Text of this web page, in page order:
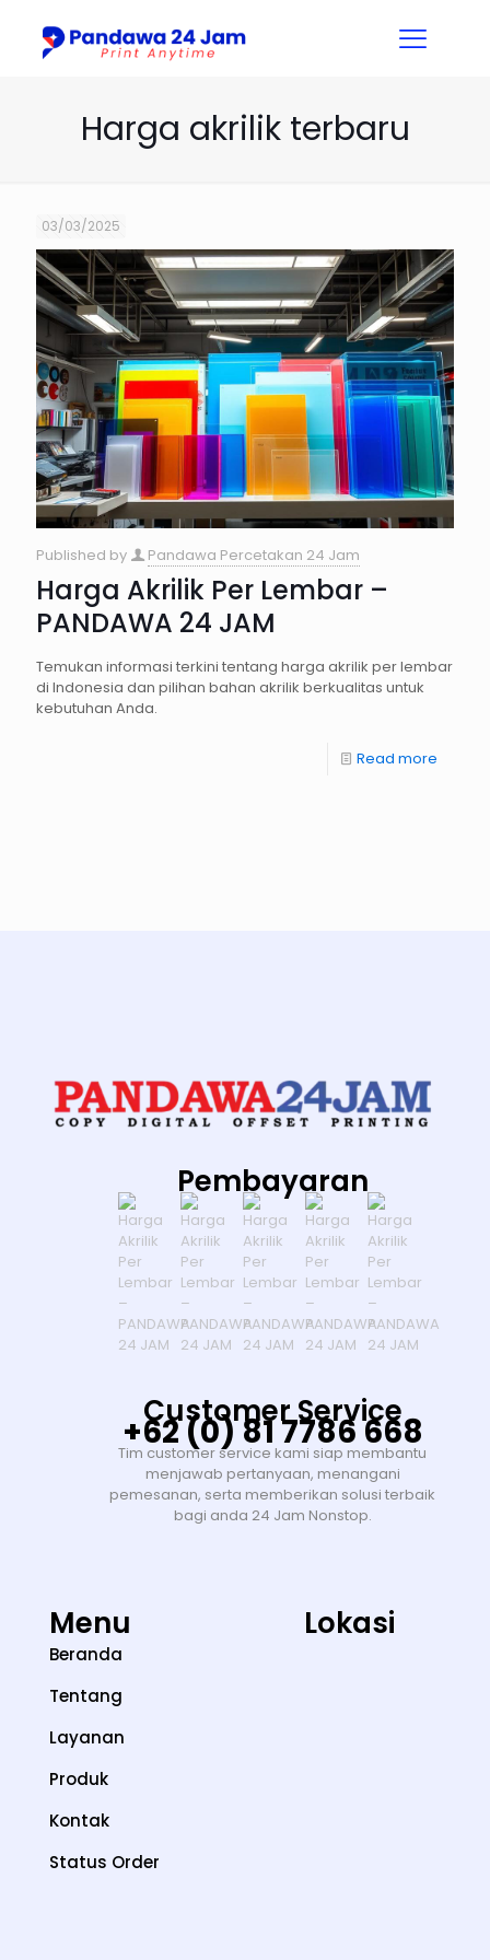
Harga akrilik terbaru
03/03/2025
Published by Pandawa Percetakan 24 Jam
Harga Akrilik Per Lembar –
PANDAWA 24 JAM
Temukan informasi terkini tentang harga akrilik per lembar
di Indonesia dan pilihan bahan akrilik berkualitas untuk
kebutuhan Anda.
Read more
Pembayaran
Customer Service
+62 (0) 81 7786 668
Tim customer service kami siap membantu
menjawab pertanyaan, menangani
pemesanan, serta memberikan solusi terbaik
bagi anda 24 Jam Nonstop.
Menu
Beranda
Tentang
Layanan
Produk
Kontak
Status Order
Lokasi